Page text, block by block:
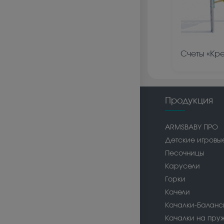
Счеты
Продукция
ARMSBABY ПРО
Детские
Песочницы
Карусели
Горки
Качели
Качалки-
Качалки на